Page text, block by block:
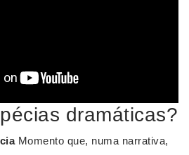
dramáticas?
Momento que, numa narrativa,